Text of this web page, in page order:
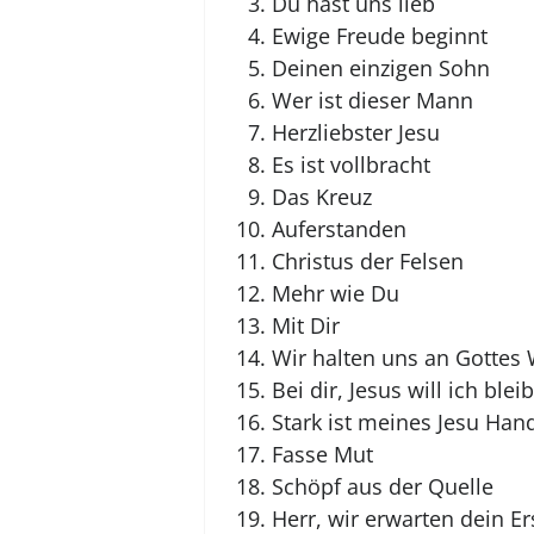
Ewige Freude beginnt
Deinen einzigen Sohn
Wer ist dieser Mann
Herzliebster Jesu
Es ist vollbracht
Das Kreuz
Auferstanden
Christus der Felsen
Mehr wie Du
Mit Dir
Wir halten uns an Gottes
Bei dir, Jesus will ich
Stark ist meines Jesu
Fasse Mut
Schöpf aus der Quelle
Herr, wir erwarten dein